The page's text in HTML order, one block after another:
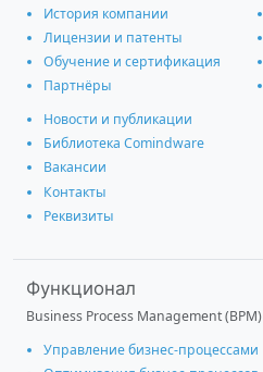
История компании
Лицензии и патенты
Обучение и сертификация
Партнёры
Новости и публикации
Библиотека Comindware
Вакансии
Контакты
Реквизиты
Функционал
Business Process Management (BPM)
Управление бизнес-процессами